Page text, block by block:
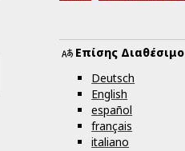
Επίσης Διαθέσιμο
Deutsch
English
español
français
italiano